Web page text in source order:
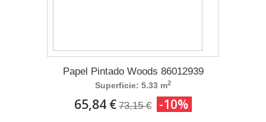
Papel Pintado Woods 86012939
Superficie: 5.33 m2
65,84 € 73,15 € -10%